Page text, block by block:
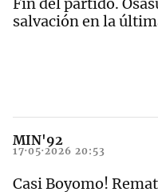
salvación en la
MIN'92
17·05·2026 20:53
Casi Boyomo!